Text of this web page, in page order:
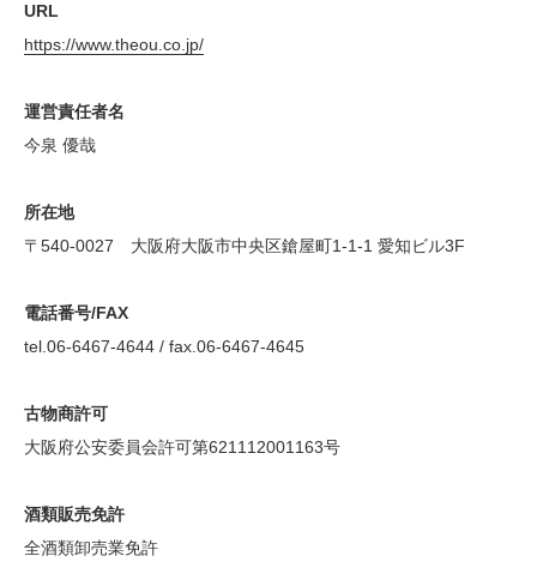
URL
https://www.theou.co.jp/
運営責任者名
今泉 優哉
所在地
〒540-0027 大阪府大阪市中央区鎗屋町1-1-1 愛知ビル3F
電話番号/FAX
tel.06-6467-4644 / fax.06-6467-4645
古物商許可
大阪府公安委員会許可第621112001163号
酒類販売免許
全酒類卸売業免許